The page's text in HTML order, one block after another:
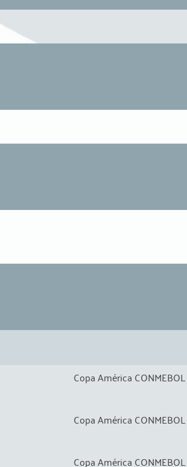
Copa América
Copa América
Copa América